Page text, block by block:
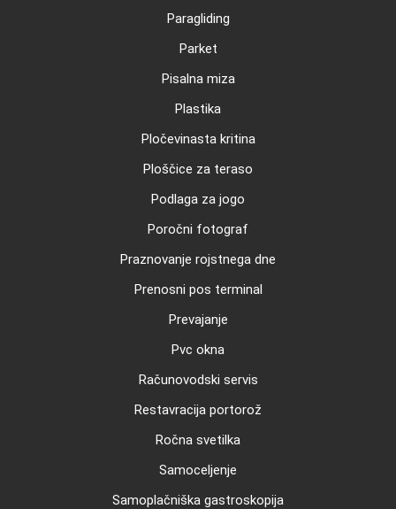
Paragliding
Parket
Pisalna miza
Plastika
Pločevinasta kritina
Ploščice za teraso
Podlaga za jogo
Poročni fotograf
Praznovanje rojstnega dne
Prenosni pos terminal
Prevajanje
Pvc okna
Računovodski servis
Restavracija portorož
Ročna svetilka
Samoceljenje
Samoplačniška gastroskopija